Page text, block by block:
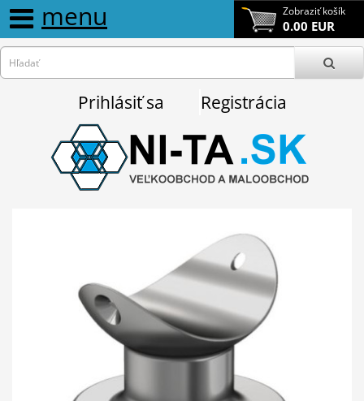
Zobraziť košík
0.00 EUR
menu
Prihlásiť sa Registrácia